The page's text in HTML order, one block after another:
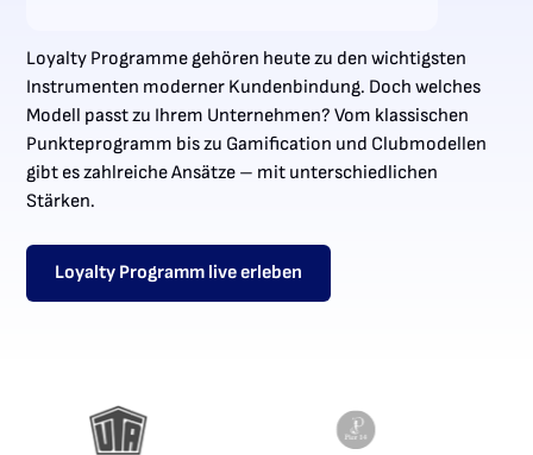
Loyalty Programme gehören heute zu den wichtigsten
Instrumenten moderner Kundenbindung. Doch welches
Modell passt zu Ihrem Unternehmen? Vom klassischen
Punkteprogramm bis zu Gamification und Clubmodellen
gibt es zahlreiche Ansätze – mit unterschiedlichen
Stärken.
Loyalty Programm live erleben